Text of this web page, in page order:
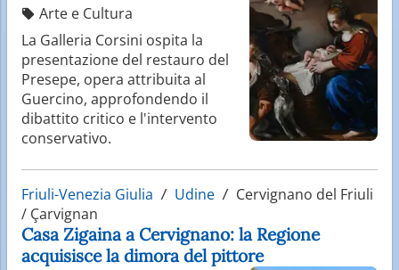
Arte e Cultura
La Galleria Corsini ospita la
presentazione del restauro del
Presepe, opera attribuita al
Guercino, approfondendo il
dibattito critico e l'intervento
conservativo.
Friuli-Venezia Giulia Udine
Cervignano del Friuli
/ Çarvignan
Casa Zigaina a Cervignano: la Regione
acquisisce la dimora del pittore